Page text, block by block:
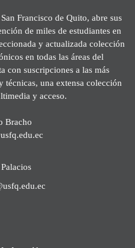
Francisco de Quito, abre sus
de miles de estudiantes en
y actualizada colección
en todas las áreas del
con suscripciones a las más
técnicas, una extensa colección
y acceso.
Bracho